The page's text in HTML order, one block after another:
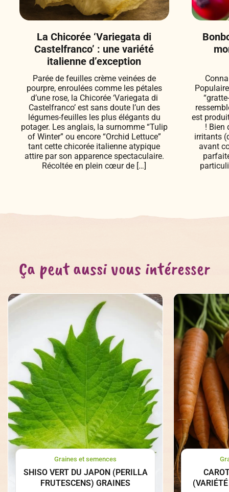
La Chicorée ‘Variegata di
Castelfranco’ : une variété
italienne d’exception
Parée de feuilles crème veinées de
pourpre, enroulées comme les pétales
d’une rose, la Chicorée ‘Variegata di
Castelfranco’ est sans doute l’un des
légumes-feuilles les plus élégants du
potager. Les anglais, la surnomme “Tulip
of Winter” ou encore “Orchid Lettuce”
tant cette chicorée italienne atypique
attire par son apparence spectaculaire.
Récoltée en plein cœur de […]
est
! Bien
irritants
avant
Ça peut aussi vous intéresser
Graines et semences
SHISO VERT DU JAPON (PERILLA
FRUTESCENS) GRAINES